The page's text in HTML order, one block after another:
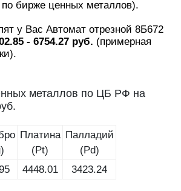
бирже ценных металлов).
у Вас Автомат отрезной 8Б672
- 6754.27 руб. (примерная
металлов по ЦБ РФ на
Платина
(Pt)
Палладий
(Pd)
4448.01 3423.24